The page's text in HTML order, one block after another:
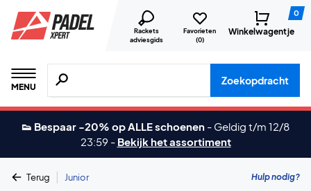
Rackets
adviesgids
Favorieten
(0)
0
Winkelwagentje
MENU
Zoeken naar producten, merken etc.
Zoekopdracht
👟 Bespaar -20% op ALLE schoenen - Geldig t/m 12/8
23:59 - Bekijk het assortiment
Terug | Junior Hulp nodig?